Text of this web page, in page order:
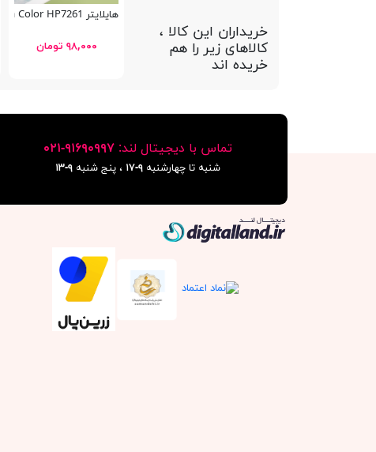
خریداران این کالا ،
کالاهای زیر را هم
خریده اند
هایلایتر Nebula Color HP7261
۹۸,۰۰۰ تومان
تماس با دیجیتال لند: ٩١۶٩٠٩٩٧-٠٢١
شنبه تا چهارشنبه ۹-۱۷ ، پنج شنبه ۹-١٣